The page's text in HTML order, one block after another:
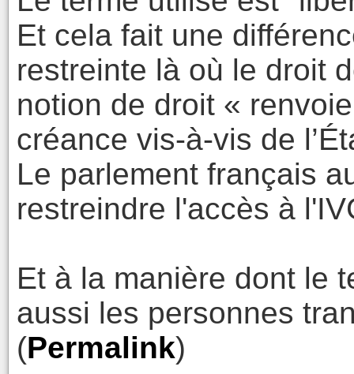
Et cela fait une
restreinte là où le droit
notion de droit «
créance vis-à-vis de
Le parlement français
restreindre l'accès à
Et à la manière dont le
aussi les personnes
(Permalink)